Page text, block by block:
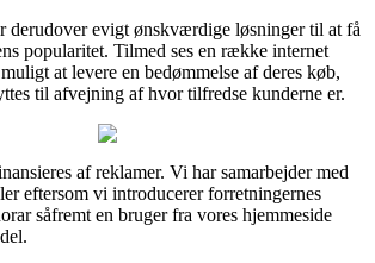
derudover evigt ønskværdige løsninger til at få
popularitet. Tilmed ses en række internet
at levere en bedømmelse af deres køb,
til afvejning af hvor tilfredse kunderne er.
af reklamer. Vi har samarbejder med
eftersom vi introducerer forretningernes
såfremt en bruger fra vores hjemmeside